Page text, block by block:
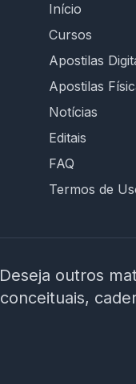
Início
Cursos
Apostilas
Apostilas
Notícias
Editais
FAQ
Termos de
Deseja outros
conceituais,